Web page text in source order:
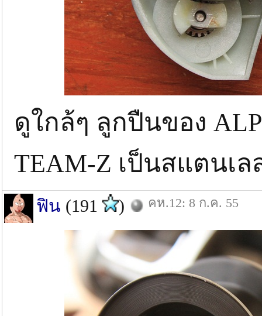
ดูใกล้ๆ ลูกปืนของ
TEAM-Z เป็นสแตนเ
ฟิน (191 ) คห.12: 8 ก.ค. 55